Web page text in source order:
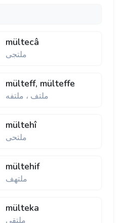
mültecâ
ملتجی
mülteff, mülteffe
ملتف ، ملتفه
mültehî
ملتحی
mültehif
ملتهف
mülteka
ملتقی